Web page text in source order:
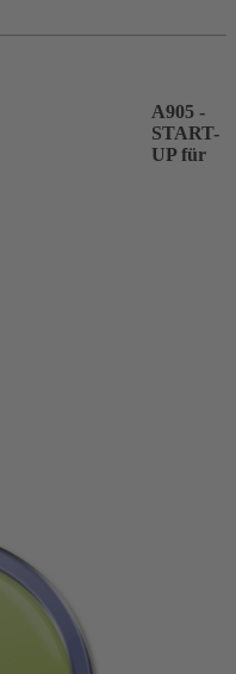
A905 -
START-
UP für